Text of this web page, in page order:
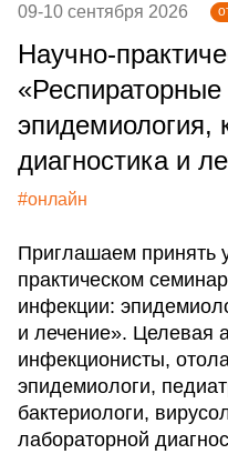
09-10 сентября 2026
Научно-
эпидемиология,
диагностика и
#онлайн
Приглашаем принять
практическом
инфекции:
и лечение». Целевая
инфекционисты,
эпидемиологи,
бактериологи,
лабораторной